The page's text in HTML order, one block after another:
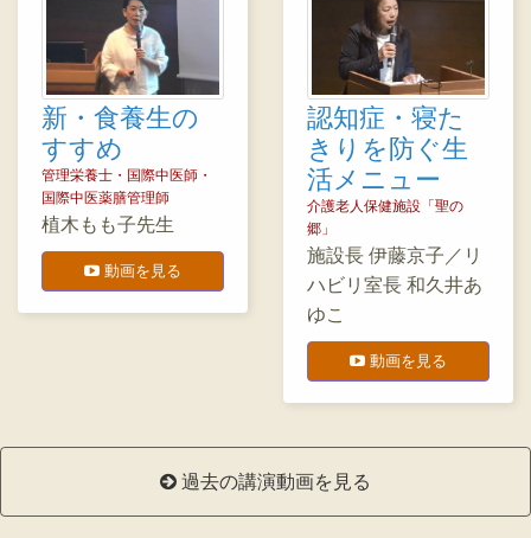
新・食養生の
すすめ
管理栄養士・国際中医師・
国際中医薬膳管理師
植木もも子先生
動画を見る
認知症・寝た
きりを防ぐ生
活メニュー
介護老人保健施設「聖の
郷」
施設長 伊藤京子／リ
ハビリ室長 和久井あ
ゆこ
動画を見る
過去の講演動画を見る